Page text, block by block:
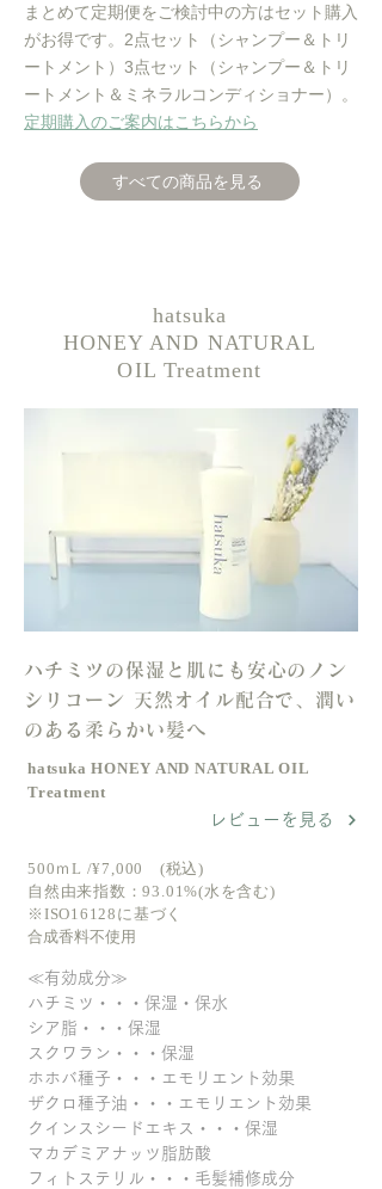
まとめて定期便をご検討中の方はセット購入
がお得です。2点セット（シャンプー＆トリ
ートメント）3点セット（シャンプー＆トリ
ートメント＆ミネラルコンディショナー）。
​定期購入のご案内はこちらから
すべての商品を見る
hatsuka
HONEY AND NATURAL
OIL Treatment
ハチミツの保湿と肌にも安心のノン
シリコーン 天然オイル配合で、潤い
のある柔らかい髪へ
hatsuka HONEY AND NATURAL OIL
Treatment
レビューを見る
500ｍL /¥7,000 (税込)
自然由来指数：93.01%(水を含む)
※ISO16128に基づく
合成香料不使用
≪有効成分≫
ハチミツ・・・保湿・保水
シア脂・・・保湿
スクワラン・・・保湿
ホホバ種子・・・エモリエント効果
ザクロ種子油・・・エモリエント効果
クインスシードエキス・・・保湿
マカデミアナッツ脂肪酸
フィトステリル・・・毛髪補修成分